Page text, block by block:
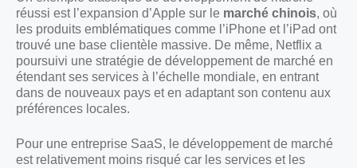
réussi est l’expansion d’Apple sur le marché chinois, où
les produits emblématiques comme l’iPhone et l’iPad ont
trouvé une base clientèle massive. De même, Netflix a
poursuivi une stratégie de développement de marché en
étendant ses services à l’échelle mondiale, en entrant
dans de nouveaux pays et en adaptant son contenu aux
préférences locales.
Pour une entreprise SaaS, le développement de marché
est relativement moins risqué car les services et les